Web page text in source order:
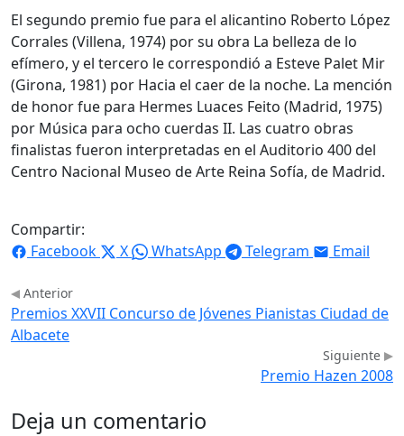
El segundo premio fue para el alicantino Roberto López
Corrales (Villena, 1974) por su obra La belleza de lo
efímero, y el tercero le correspondió a Esteve Palet Mir
(Girona, 1981) por Hacia el caer de la noche. La mención
de honor fue para Hermes Luaces Feito (Madrid, 1975)
por Música para ocho cuerdas II. Las cuatro obras
finalistas fueron interpretadas en el Auditorio 400 del
Centro Nacional Museo de Arte Reina Sofía, de Madrid.
Compartir:
Facebook
X WhatsApp Telegram Email
Anterior
Premios XXVII Concurso de Jóvenes Pianistas Ciudad de
Albacete
Siguiente
Premio Hazen 2008
Deja un comentario